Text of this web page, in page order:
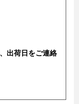
出荷日をご連絡